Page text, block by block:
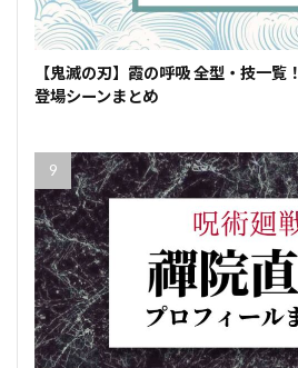
【鬼滅の刃】霞の呼吸 全型・技一覧
登場シーンまとめ